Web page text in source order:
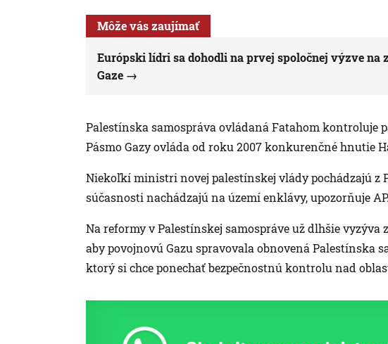
Môže vás zaujímať
Európski lídri sa dohodli na prvej spoločnej výzve
Gaze
Palestínska samospráva ovládaná Fatahom kontroluje
Pásmo Gazy ovláda od roku 2007 konkurenčné hnutie
Niekoľkí ministri novej palestínskej vlády pochádzajú z
súčasnosti nachádzajú na území enklávy, upozorňuje AP.
Na reformy v Palestínskej samospráve už dlhšie vyzýva
aby povojnovú Gazu spravovala obnovená Palestínska
ktorý si chce ponechať bezpečnostnú kontrolu nad